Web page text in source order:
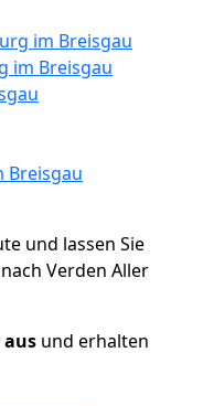
im Breisgau
im Breisgau
Breisgau
und lassen Sie
Verden Aller
aus und erhalten